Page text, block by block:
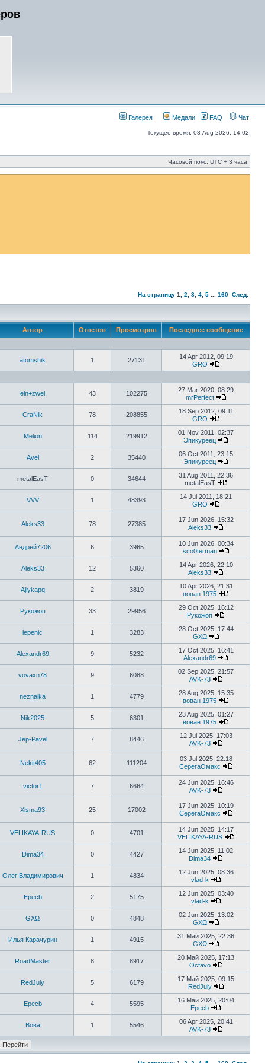
Галерея Медали FAQ Чат
Текущее время: 08 Aug 2026, 14:02
Часовой пояс: UTC + 3 часа
На страницу 1 2 3 4 5 160 След.
Автор Ответов Просмотров Последнее сообщение
atomshik 1 27131
14 Apr 2012, 09:19
GRO
ein+zwei 43 102275
27 Mar 2020, 08:29
mrPerfect
CraNik 78 208855
18 Sep 2012, 09:11
GRO
Melion 114 219912
01 Nov 2011, 02:37
Эпикуреец
Avel 2 35440
06 Oct 2011, 23:15
Эпикуреец
metalEasT 0 34644
31 Aug 2011, 22:36
metalEasT
VVV 1 48393
14 Jul 2011, 18:21
GRO
Aleks33 78 27385
17 Jun 2026, 15:32
Aleks33
Андрей7206 6 3965
10 Jun 2026, 00:34
sco0terman
Aleks33 12 5360
14 Apr 2026, 22:10
Aleks33
Ajiykapq 2 3819
10 Apr 2026, 21:31
вован 1975
Рукожоп 33 29956
29 Oct 2025, 16:12
Рукожоп
lepenic 1 3283
28 Oct 2025, 17:44
GXΩ
Alexandr69 9 5232
17 Oct 2025, 16:41
Alexandr69
vovaxn78 9 6088
02 Sep 2025, 21:57
AVK-73
neznaika 1 4779
28 Aug 2025, 15:35
вован 1975
Nik2025 5 6301
23 Aug 2025, 01:27
вован 1975
Jep-Pavel 7 8446
12 Jul 2025, 17:03
AVK-73
Nekit405 62 111204
03 Jul 2025, 22:18
СерегаОмакс
victor1 7 6664
24 Jun 2025, 16:46
AVK-73
Xisma93 25 17002
17 Jun 2025, 10:19
СерегаОмакс
VELIKAYA-RUS 0 4701
14 Jun 2025, 14:17
VELIKAYA-RUS
Dima34 0 4427
14 Jun 2025, 11:02
Dima34
Олег Владимирович 1 4834
12 Jun 2025, 08:36
vlad-k
Epecb 2 5175
12 Jun 2025, 03:40
vlad-k
GXΩ 0 4848
02 Jun 2025, 13:02
GXΩ
Илья Карачурин 1 4915
31 Май 2025, 22:36
GXΩ
RoadMaster 8 8917
20 Май 2025, 17:13
Octavo
RedJuly 5 6179
17 Май 2025, 09:15
RedJuly
Epecb 4 5595
16 Май 2025, 20:04
Epecb
Вова 1 5546
06 Apr 2025, 20:41
AVK-73